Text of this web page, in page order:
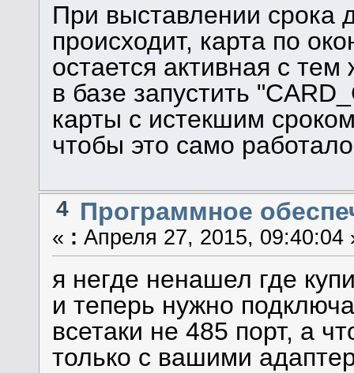
При выставлении срока
происходит, карта по
остается активная с
в базе запустить
карты с истекшим
чтобы это само
4 Программное
« : Апреля 27, 2015, 09:40:04
я негде ненашел где
и теперь нужно
всетаки не 485 порт, а
только с вашими